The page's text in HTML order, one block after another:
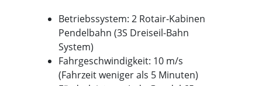
Betriebssystem: 2 Rotair-Kabinen
Pendelbahn (3S Dreiseil-Bahn
System)
Fahrgeschwindigkeit: 10 m/s
(Fahrzeit weniger als 5 Minuten)